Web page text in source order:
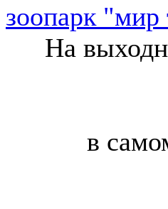
зоопарк "мир
На
в